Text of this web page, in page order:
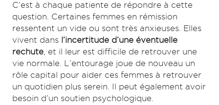
C’est à chaque patiente de répondre à cette
question. Certaines femmes en rémission
ressentent un vide ou sont très anxieuses. Elles
vivent dans l’incertitude d’une éventuelle
rechute , et il leur est difficile de retrouver une
vie normale. L’entourage joue de nouveau un
rôle capital pour aider ces femmes à retrouver
un quotidien plus serein. Il peut également avoir
besoin d’un soutien psychologique.